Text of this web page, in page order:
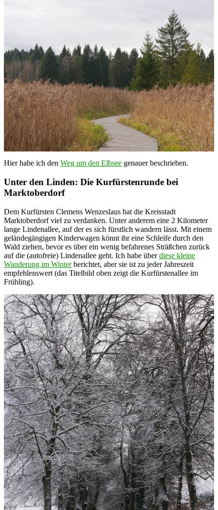
Hier habe ich den Weg um den Elbsee genauer beschrieben.
Unter den Linden: Die Kurfürstenrunde bei
Marktoberdorf
Dem Kurfürsten Clemens Wenzeslaus hat die Kreisstadt
Marktoberdorf viel zu verdanken. Unter anderem eine 2 Kilometer
lange Lindenallee, auf der es sich fürstlich wandern lässt. Mit einem
geländegängigen Kinderwagen könnt ihr eine Schleife durch den
Wald ziehen, bevor es über ein wenig befahrenes Sträßchen zurück
auf die (autofreie) Lindenallee geht. Ich habe überdiese kleine
Wanderung im Winterberichtet, aber sie ist zu jeder Jahreszeit
empfehlenswert (das Titelbild oben zeigt die Kurfürstenallee im
Frühling).